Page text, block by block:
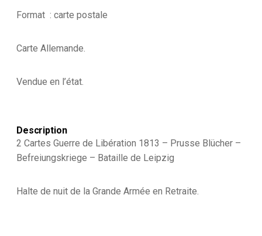
Format : carte postale
Carte Allemande.
Vendue en l’état.
Description
2 Cartes Guerre de Libération 1813 – Prusse Blücher –
Befreiungskriege – Bataille de Leipzig
Halte de nuit de la Grande Armée en Retraite.